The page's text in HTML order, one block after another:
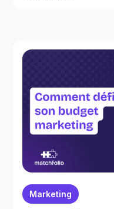
Marketing